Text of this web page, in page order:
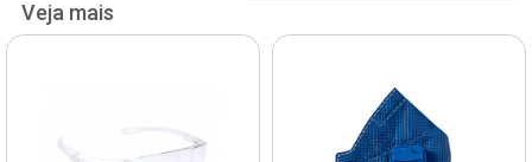
Veja mais